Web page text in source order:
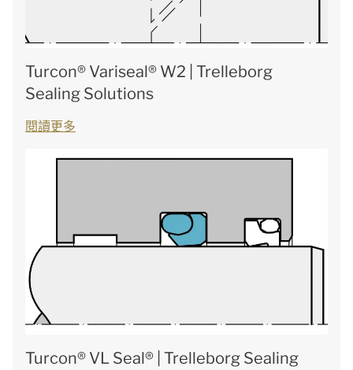
Turcon® Variseal® W2 | Trelleborg
Sealing Solutions
閱讀更多
Turcon® VL Seal® | Trelleborg Sealing